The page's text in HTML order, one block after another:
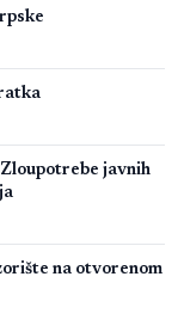
javnih
na otvorenom